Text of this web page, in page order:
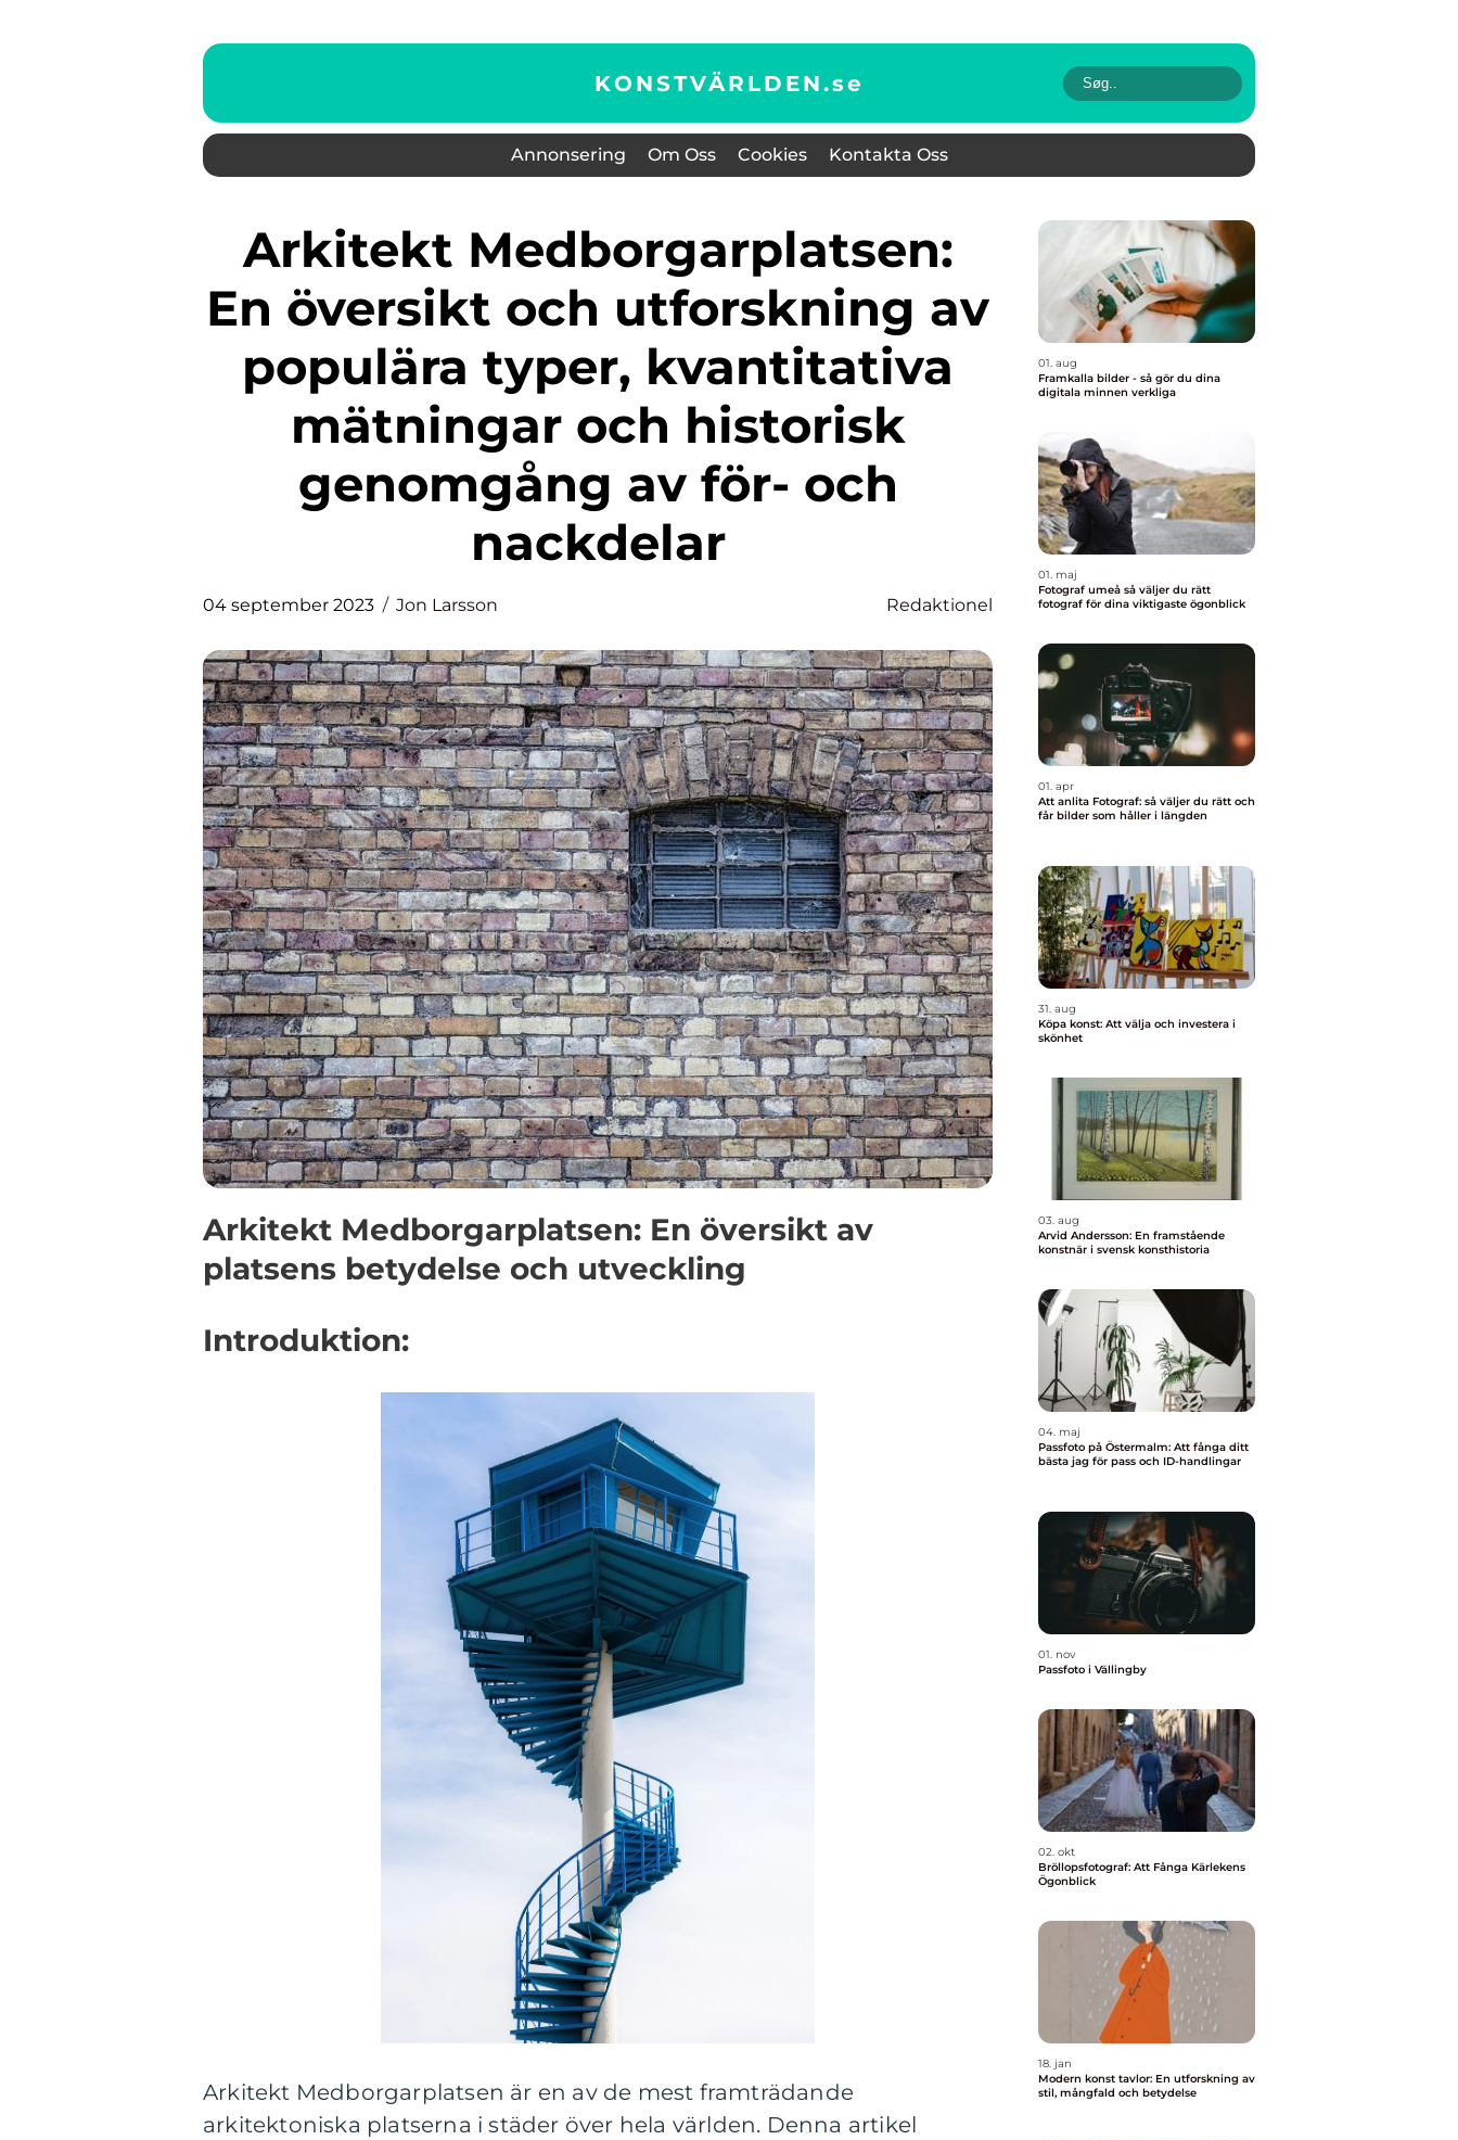
KONSTVÄRLDEN.se
Annonsering Om Oss Cookies Kontakta Oss
Arkitekt Medborgarplatsen:
En översikt och utforskning av
populära typer, kvantitativa
mätningar och historisk
genomgång av för- och
nackdelar
04 september 2023 Jon Larsson Redaktionel
Arkitekt Medborgarplatsen: En översikt av
platsens betydelse och utveckling
Introduktion:
Arkitekt Medborgarplatsen är en av de mest framträdande
arkitektoniska platserna i städer över hela världen. Denna artikel
01. aug
Framkalla bilder - så gör du dina
digitala minnen verkliga
01. maj
Fotograf umeå så väljer du rätt
fotograf för dina viktigaste ögonblick
01. apr
Att anlita Fotograf: så väljer du rätt och
får bilder som håller i längden
31. aug
Köpa konst: Att välja och investera i
skönhet
03. aug
Arvid Andersson: En framstående
konstnär i svensk konsthistoria
04. maj
Passfoto på Östermalm: Att fånga ditt
bästa jag för pass och ID-handlingar
01. nov
Passfoto i Vällingby
02. okt
Bröllopsfotograf: Att Fånga Kärlekens
Ögonblick
18. jan
Modern konst tavlor: En utforskning av
stil, mångfald och betydelse